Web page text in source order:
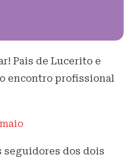
Pais de Lucerito e
encontro profissional
seguidores dos dois